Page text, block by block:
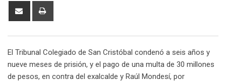
Share
El Tribunal Colegiado de San Cristóbal condenó a seis años y
nueve meses de prisión, y el pago de una multa de 30 millones
de pesos, en contra del exalcalde y Raúl Mondesí, por